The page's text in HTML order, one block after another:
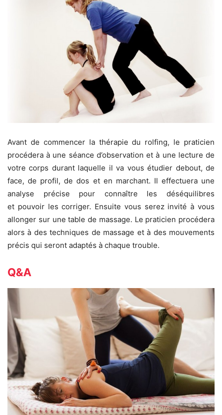
Avant de commencer la thérapie du rolfing, le praticien
procédera à une séance d’observation et à une lecture de
votre corps durant laquelle il va vous étudier debout, de
face, de profil, de dos et en marchant. Il effectuera une
analyse précise pour connaître les déséquilibres
et pouvoir les corriger. Ensuite vous serez invité à vous
allonger sur une table de massage. Le praticien procédera
alors à des techniques de massage et à des mouvements
précis qui seront adaptés à chaque trouble.
Q&A